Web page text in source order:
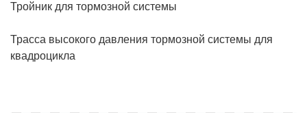
Тройник для тормозной системы
Трасса высокого давления тормозной системы для
квадроцикла